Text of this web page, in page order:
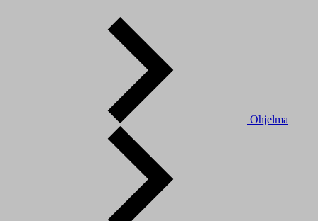
Ohjelma